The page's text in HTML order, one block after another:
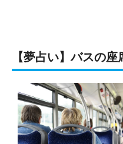
【夢占い】バスの